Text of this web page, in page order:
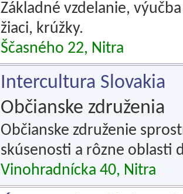
Základné vzdelanie,
žiaci, krúžky.
Ščasného 22, Nitra
Intercultura Slovakia
Občianske združenia
Občianske združenie
skúsenosti a rôzne oblasti
Vinohradnícka 40, Nitra